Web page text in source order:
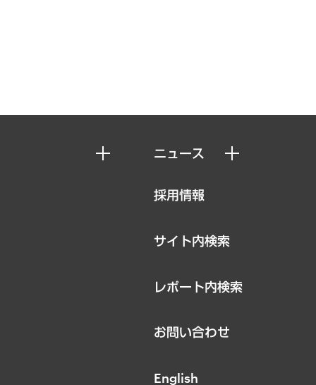
ニュース
採用情報
サイト内検索
レポート内検索
お問い合わせ
English